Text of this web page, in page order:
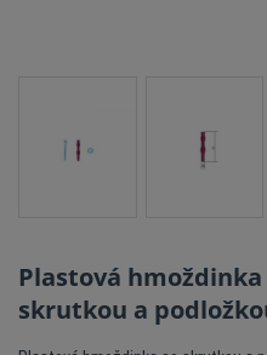
Plastová hmoždinka
skrutkou a